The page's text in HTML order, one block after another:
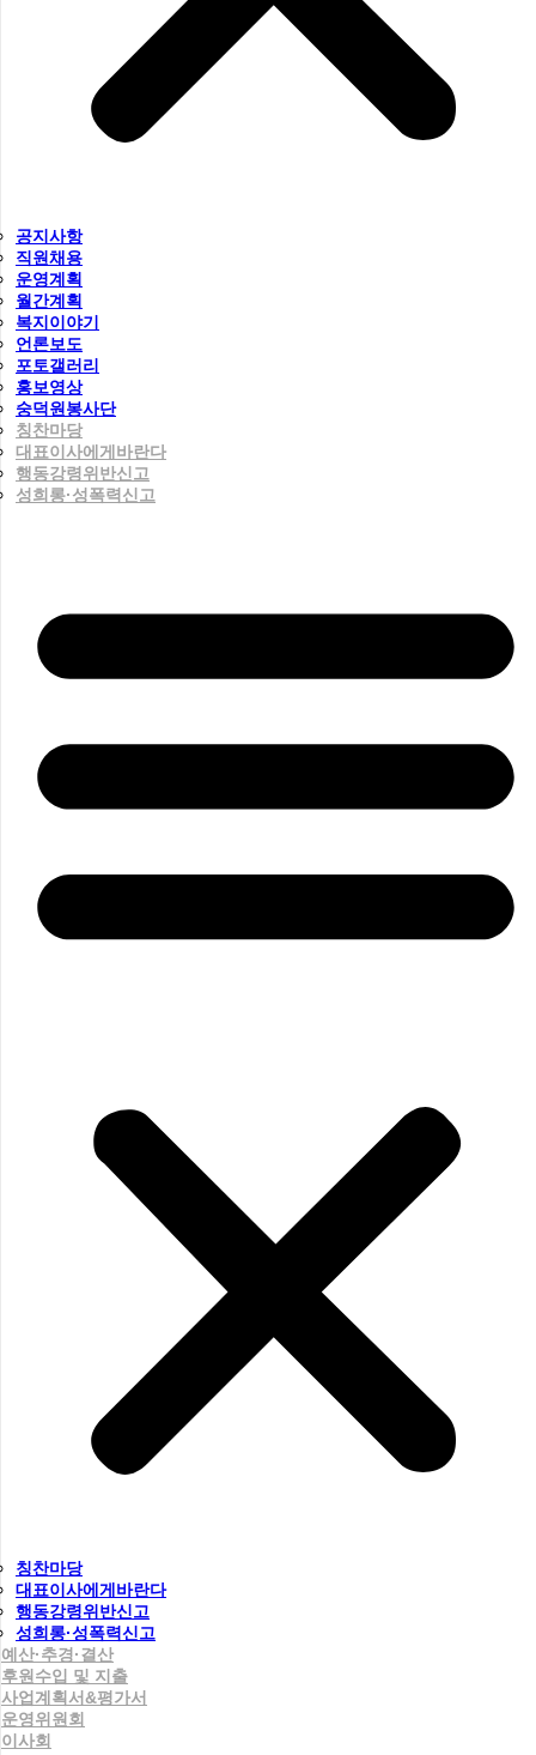
공지사항
직원채용
운영계획
월간계획
복지이야기
언론보도
포토갤러리
홍보영상
숭덕원봉사단
칭찬마당
대표이사에게바란다
행동강령위반신고
성희롱·성폭력신고
칭찬마당
대표이사에게바란다
행동강령위반신고
성희롱·성폭력신고
예산·추경·결산
후원수입 및 지출
사업계획서&평가서
운영위원회
이사회